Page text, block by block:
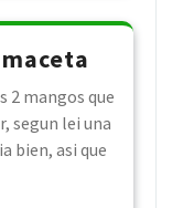
2 mangos que
segun lei una
bien, asi que